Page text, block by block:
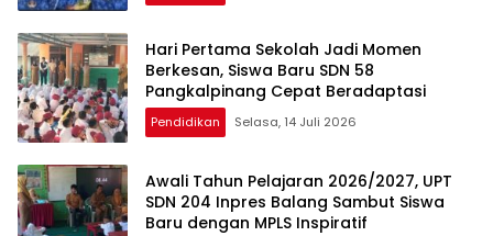
Hari Pertama Sekolah Jadi Momen
Berkesan, Siswa Baru SDN 58
Pangkalpinang Cepat Beradaptasi
Pendidikan Selasa, 14 Juli 2026
Awali Tahun Pelajaran 2026/2027, UPT
SDN 204 Inpres Balang Sambut Siswa
Baru dengan MPLS Inspiratif